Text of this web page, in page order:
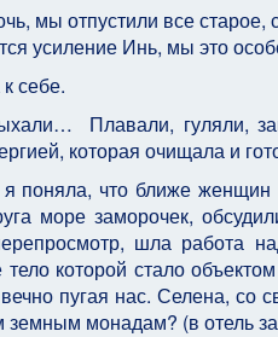
мы отпустили все
усиление Инь, мы это
себе.
Плавали, гуляли,
которая очищала и
поняла, что ближе
море заморочек,
шла работа
которой стало
пугая нас. Селена,
монадам? (в отель